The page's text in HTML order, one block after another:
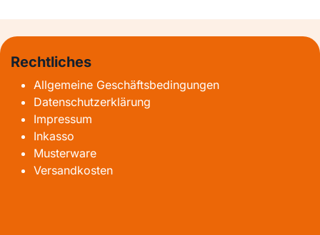
Rechtliches
Allgemeine Geschäftsbedingungen
Datenschutzerklärung
Impressum
Inkasso
Musterware
Versandkosten